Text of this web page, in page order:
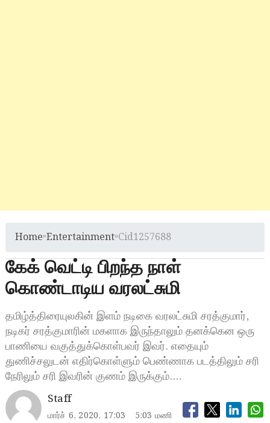
Home»Entertainment»Cid1257688
கேக் வெட்டி பிறந்த நாள்
கொண்டாடிய வரலட்சுமி
தமிழ்த்திரையுலகின் இளம் நடிகை வரலட்சுமி சரத்குமார்,
நடிகர் சரத்குமாரின் மகளாக இருந்தாலும் தனக்கென ஒரு
பாணியை வகுத்துக்கொள்பவர் இவர். எதையும்
துணிச்சலுடன் எதிர்கொள்ளும் பெண்ணாக படத்திலும் சரி
நேரிலும் சரி இவரின் குணம் இருக்கும்.…
Staff
மார்ச் 6, 2020, 17:03 5:03 மணி